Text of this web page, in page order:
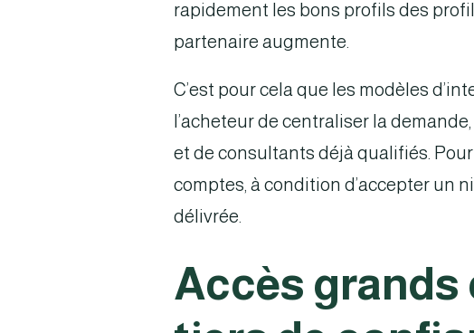
rapidement les bons profils des
partenaire augmente.
C’est pour cela que les modèles
l’acheteur de centraliser la
et de consultants déjà qualifiés.
comptes, à condition d’accepter un
délivrée.
Accès grands